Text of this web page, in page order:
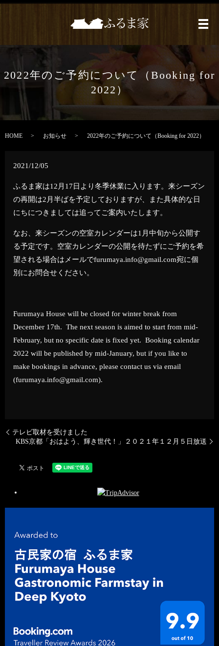
メ
2022年のご予約について（Booking for
2022）
HOME お知らせ 2022年のご予約について（Booking for 2022）
2021/12/05
ふるま家は12月17日より冬季休業に入ります。来シーズン
の再開は2月半ばを予定しておりますが、また具体的な日
にちにつきましては追ってご案内いたします。
なお、来シーズンの空室カレンダーは1月中旬から公開す
る予定です。空室カレンダーの公開を待たずにご予約を希
望される場合はメールでfurumaya.info@gmail.com宛に個
別にお問合せください。
Furumaya House will be closed for winter break from
December 17th. The next season is aimed to start from mid-
February, but no specific date is fixed yet. Booking calendar
2022 will be published by mid-January, but if you like to
make bookings in advance, please contact us via email
(furumaya.info@gmail.com).
テレビ取材を受けました
KBS京都「おはよう、輝き世代！」２０２１年１２月５日放送